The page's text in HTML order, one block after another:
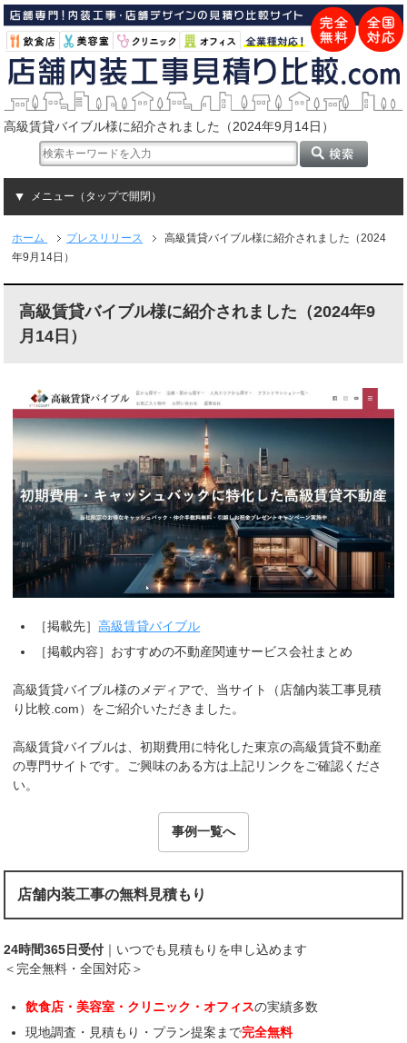
高級賃貸バイブル様に紹介されました（2024年9月14日）
メニュー（タップで開閉）
ホーム プレスリリース
高級賃貸バイブル様に紹介されました（2024
年9月14日）
高級賃貸バイブル様に紹介されました（2024年9
月14日）
［掲載先］高級賃貸バイブル
［掲載内容］おすすめの不動産関連サービス会社まとめ
高級賃貸バイブル様のメディアで、当サイト（店舗内装工事見積
り比較.com）をご紹介いただきました。
高級賃貸バイブルは、初期費用に特化した東京の高級賃貸不動産
の専門サイトです。ご興味のある方は上記リンクをご確認くださ
い。
事例一覧へ
店舗内装工事の無料見積もり
24時間365日受付 ｜いつでも見積もりを申し込めます
＜完全無料・全国対応＞
飲食店・美容室・クリニック・オフィスの実績多数
現地調査・見積もり・プラン提案まで完全無料